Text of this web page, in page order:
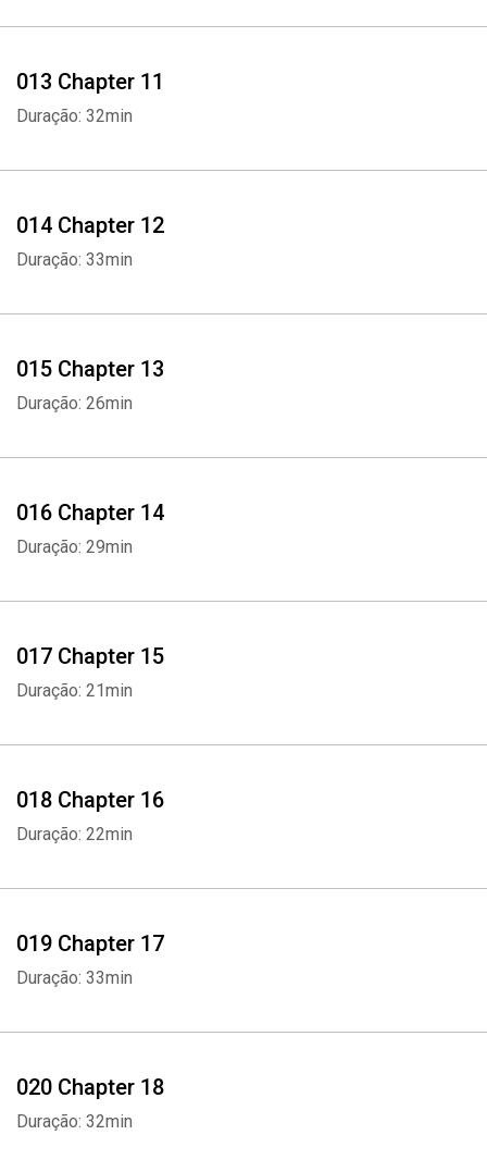
013 Chapter 11
Duração: 32min
014 Chapter 12
Duração: 33min
015 Chapter 13
Duração: 26min
016 Chapter 14
Duração: 29min
017 Chapter 15
Duração: 21min
018 Chapter 16
Duração: 22min
019 Chapter 17
Duração: 33min
020 Chapter 18
Duração: 32min